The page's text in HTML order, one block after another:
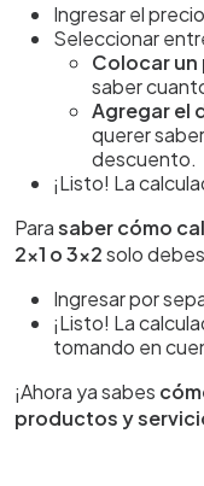
Ingresar el
Seleccionar
Colocar
saber
Agregar el
querer
descuento.
¡Listo! La
Parasaber cómo
2x1 o 3x2solo
Ingresar por
¡Listo! La
tomando en
¡Ahora ya sabes
productos y